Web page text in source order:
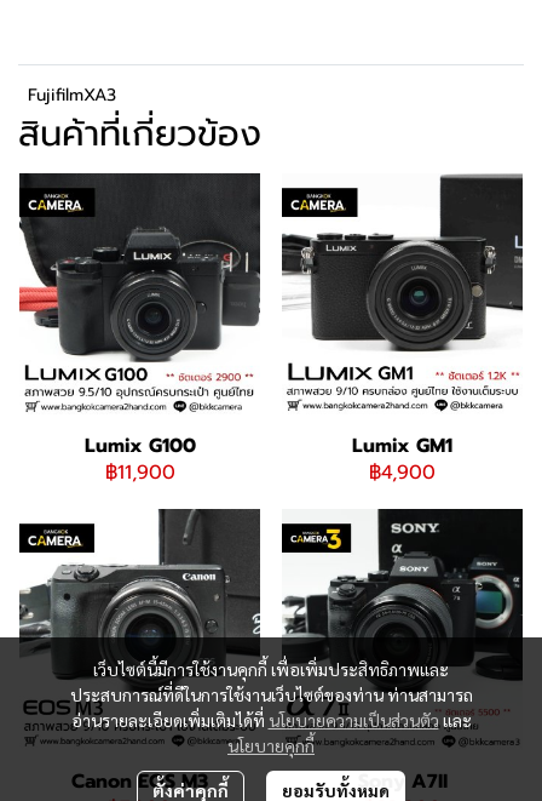
FujifilmXA3
สินค้าที่เกี่ยวข้อง
Lumix G100
฿11,900
Lumix GM1
฿4,900
Canon EOS M3
Sony A7II
เว็บไซต์นี้มีการใช้งานคุกกี้ เพื่อเพิ่มประสิทธิภาพและ
ประสบการณ์ที่ดีในการใช้งานเว็บไซต์ของท่าน ท่านสามารถ
อ่านรายละเอียดเพิ่มเติมได้ที่ นโยบายความเป็นส่วนตัวและ
นโยบายคุกกี้
ตั้งค่าคุกกี้ ยอมรับทั้งหมด